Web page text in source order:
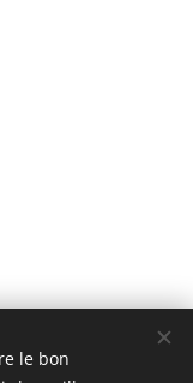
z
préserv
le bon